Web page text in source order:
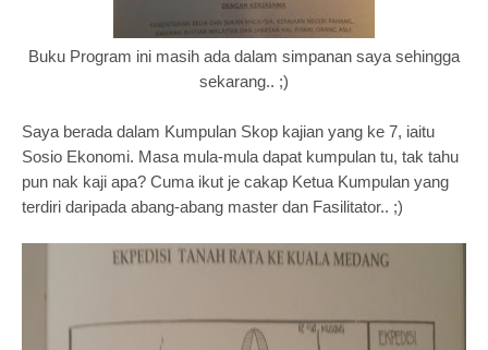
Buku Program ini masih ada dalam simpanan saya sehingga
sekarang.. ;)
Saya berada dalam Kumpulan Skop kajian yang ke 7, iaitu
Sosio Ekonomi. Masa mula-mula dapat kumpulan tu, tak tahu
pun nak kaji apa? Cuma ikut je cakap Ketua Kumpulan yang
terdiri daripada abang-abang master dan Fasilitator.. ;)